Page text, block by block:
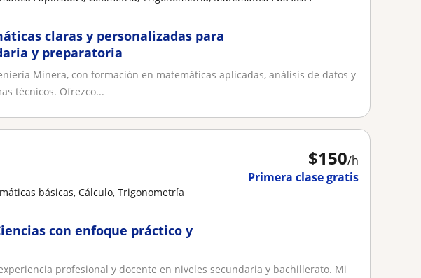
claras y personalizadas para
y preparatoria
Minera, con formación en matemáticas aplicadas, análisis de datos y
técnicos. Ofrezco...
$150/h
Primera clase gratis
básicas, Cálculo, Trigonometría
con enfoque práctico y
profesional y docente en niveles secundaria y bachillerato. Mi